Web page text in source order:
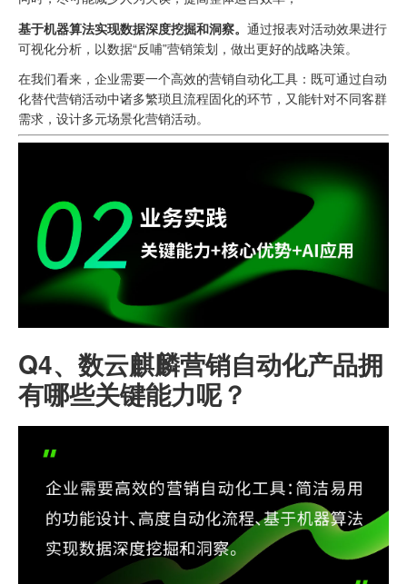
基于机器算法实现数据深度挖掘和洞察。 通过报表对活动效果进行
可视化分析，以数据“反哺”营销策划，做出更好的战略决策。
在我们看来，企业需要一个高效的营销自动化工具：既可通过自动
化替代营销活动中诸多繁琐且流程固化的环节，又能针对不同客群
需求，设计多元场景化营销活动。
Q4、 数云麒麟营销自动化产品拥
有哪些关键能力呢？